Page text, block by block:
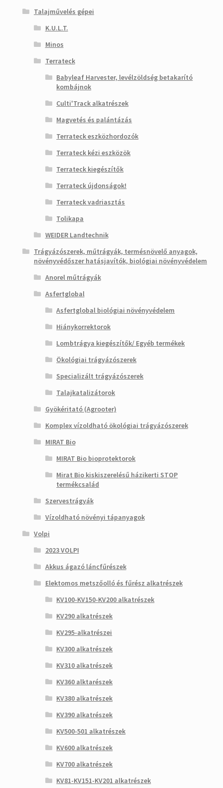
Talajművelés gépei
K.U.L.T.
Minos
Terrateck
Babyleaf Harvester, levélzöldség betakarító
kombájnok
Culti'Track alkatrészek
Magvetés és palántázás
Terrateck eszközhordozók
Terrateck kézi eszközök
Terrateck kiegészítők
Terrateck újdonságok!
Terrateck vadriasztás
Tolikapa
WEIDER Landtechnik
Trágyázószerek, műtrágyák, termésnövelő anyagok,
növényvédőszer hatásjavítók, biológiai növényvédelem
Anorel műtrágyák
Asfertglobal
Asfertglobal biológiai növényvédelem
Hiánykorrektorok
Lombtrágya kiegészítők/ Egyéb termékek
Ökológiai trágyázószerek
Specializált trágyázószerek
Talajkatalizátorok
Gyökéritató (Agrooter)
Komplex vízoldható ökológiai trágyázószerek
MIRAT Bio
MIRAT Bio bioprotektorok
Mirat Bio kiskiszerelésű házikerti STOP
termékcsalád
Szervestrágyák
Vízoldható növényi tápanyagok
Volpi
2023 VOLPI
Akkus ágazó láncfűrészek
Elektomos metszőolló és fűrész alkatrészek
KV100-KV150-KV200 alkatrészek
KV290 alkatrészek
KV295-alkatrészei
KV300 alkatrészek
KV310 alkatrészek
KV360 alktarészek
KV380 alkatrészek
KV390 alkatrészek
KV500-501 alkatrészek
KV600 alkatrészek
KV700 alkatrészek
KV81-KV151-KV201 alkatrészek